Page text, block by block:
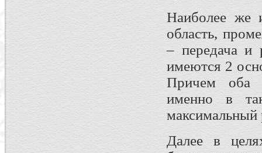
Наиболее же
область,
– передача и
имеются 2
Причем оба
именно в
максимальный
Далее в